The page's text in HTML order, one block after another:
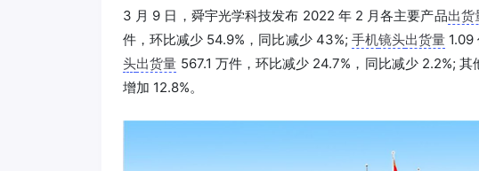
3 月 9 日，舜宇光学科技发布 2022 年 2 月各主要产品出货
件，环比减少 54.9%，同比减少 43%; 手机镜头出货量 1.09
头出货量 567.1 万件，环比减少 24.7%，同比减少 2.2%; 其
增加 12.8%。